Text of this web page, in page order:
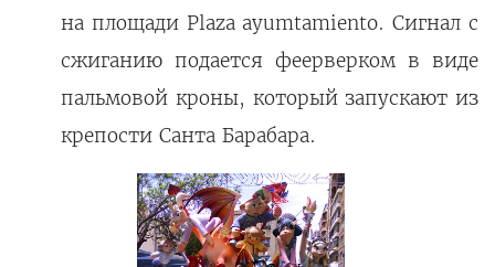
на площади Plaza ayumtamiento. Сигнал с
сжиганию подается феерверком в виде
пальмовой кроны, который запускают из
крепости Санта Барабара.